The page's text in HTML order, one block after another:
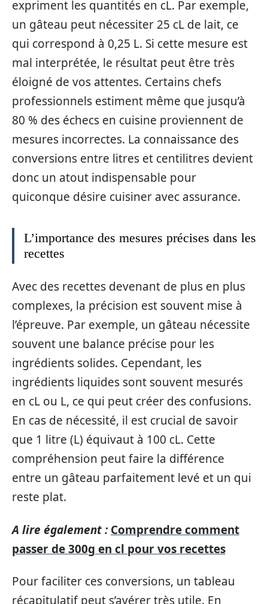
expriment les quantités en cL. Par exemple,
un gâteau peut nécessiter 25 cL de lait, ce
qui correspond à 0,25 L. Si cette mesure est
mal interprétée, le résultat peut être très
éloigné de vos attentes. Certains chefs
professionnels estiment même que jusqu’à
80 % des échecs en cuisine proviennent de
mesures incorrectes. La connaissance des
conversions entre litres et centilitres devient
donc un atout indispensable pour
quiconque désire cuisiner avec assurance.
L’importance des mesures précises dans les
recettes
Avec des recettes devenant de plus en plus
complexes, la précision est souvent mise à
l’épreuve. Par exemple, un gâteau nécessite
souvent une balance précise pour les
ingrédients solides. Cependant, les
ingrédients liquides sont souvent mesurés
en cL ou L, ce qui peut créer des confusions.
En cas de nécessité, il est crucial de savoir
que 1 litre (L) équivaut à 100 cL. Cette
compréhension peut faire la différence
entre un gâteau parfaitement levé et un qui
reste plat.
A lire également : Comprendre comment
passer de 300g en cl pour vos recettes
Pour faciliter ces conversions, un tableau
récapitulatif peut s’avérer très utile. En